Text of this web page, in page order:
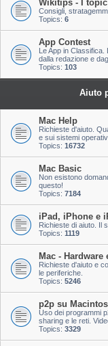
Wikitips - I
Consigli,
Topics: 6
App Contest
Le App in Classifica.
dalla redazione e
Topics: 103
Aiuto
Mac Help
Richieste d'aiuto.
e sui sistemi
Topics: 16732
Mac Basic
Non esistono
questo!
Topics: 7184
iPad, iPhone e
Richieste di aiuto. Il
Topics: 1119
Mac - Hardware
Richieste d'aiuto e
le periferiche.
Topics: 5246
p2p su
Uso dei programmi
sharing e le reti.
Topics: 3329